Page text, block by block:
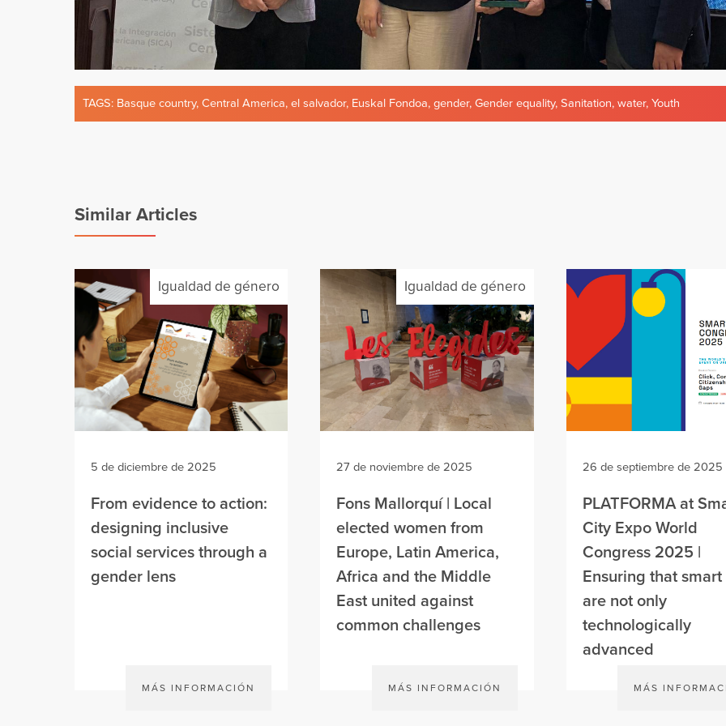
TAGS: Basque country, Central America, el salvador, Euskal Fondoa, gender, Gender equality, Sanitation, water, Youth
Similar Articles
Igualdad de género
5 de diciembre de 2025
From evidence to action:
designing inclusive
social services through a
gender lens
MÁS INFORMACIÓN
Igualdad de género
27 de noviembre de 2025
Fons Mallorquí | Local
elected women from
Europe, Latin America,
Africa and the Middle
East united against
common challenges
MÁS INFORMACIÓN
26 de septiembre de 2025
PLATFORMA at
City Expo World
Congress 2025 |
Ensuring that
are not only
technologically
advanced
MÁS